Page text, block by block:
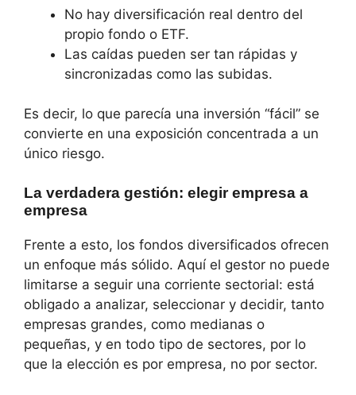
No hay diversificación real dentro del
propio fondo o ETF.
Las caídas pueden ser tan rápidas y
sincronizadas como las subidas.
Es decir, lo que parecía una inversión “fácil” se
convierte en una exposición concentrada a un
único riesgo.
La verdadera gestión: elegir empresa a
empresa
Frente a esto, los fondos diversificados ofrecen
un enfoque más sólido. Aquí el gestor no puede
limitarse a seguir una corriente sectorial: está
obligado a analizar, seleccionar y decidir, tanto
empresas grandes, como medianas o
pequeñas, y en todo tipo de sectores, por lo
que la elección es por empresa, no por sector.